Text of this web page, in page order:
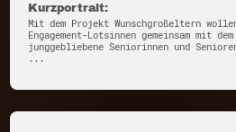
Kurzportrait:
Mit dem Projekt Wunschgroßeltern
Engagement-Lotsinnen gemeinsam mit
junggebliebene Seniorinnen und
...